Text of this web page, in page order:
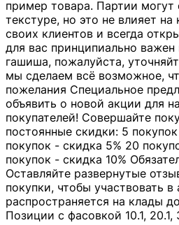
пример товара. Партии могут
текстуре, но это не влияет
своих клиентов и всегда
для вас принципиально
гашиша, пожалуйста,
мы сделаем всё возможное,
пожелания Специальное
объявить о новой акции для
покупателей! Совершайте
постоянные скидки: 5
покупок - скидка 5% 20
покупок - скидка 10%
Оставляйте развернутые
покупки, чтобы участвовать
распространяется на клады
Позиции с фасовкой 10.1, 20.1,